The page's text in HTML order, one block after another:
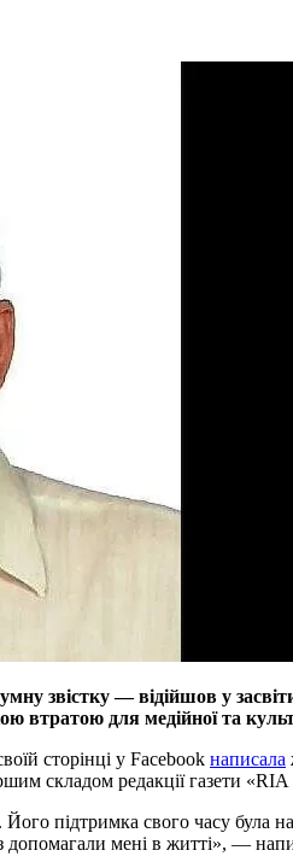
звістку — відійшов у
втратою для медійної та
сторінці у Facebook написала
складом редакції газети
підтримка свого часу
мені в житті», —